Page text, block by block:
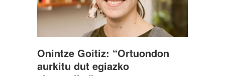
Onintze Goitiz: “Ortuondon
aurkitu dut egiazko